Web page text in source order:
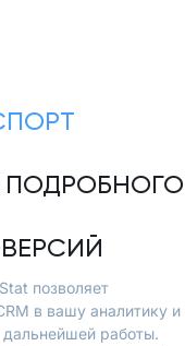
ПОДРОБНОГО
позволяет
в вашу аналитику и
работы.